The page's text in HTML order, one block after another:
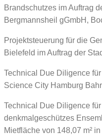
Brandschutzes im Auftrag
Bergmannsheil gGmbH,
Projektsteuerung für die
Bielefeld im Auftrag der
Technical Due Diligence
Science City Hamburg
Technical Due Diligence
denkmalgeschützes
Mietfläche von 148,07 m²